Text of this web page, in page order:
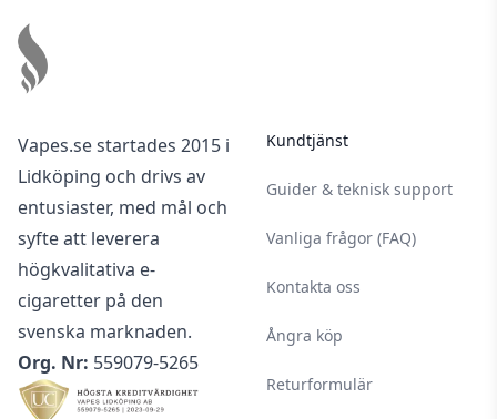
Vapes.se startades 2015 i
Lidköping och drivs av
entusiaster, med mål och
syfte att leverera
högkvalitativa e-
cigaretter på den
svenska marknaden.
Org. Nr: 559079-5265
Kundtjänst
Guider & teknisk support
Vanliga frågor (FAQ)
Kontakta oss
Ångra köp
Returformulär